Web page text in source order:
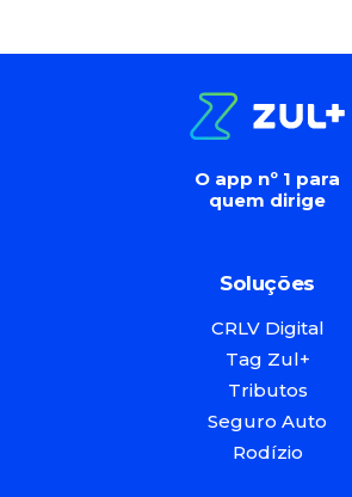
O app nº 1 para
quem dirige
Soluções
CRLV Digital
Tag Zul+
Tributos
Seguro Auto
Rodízio